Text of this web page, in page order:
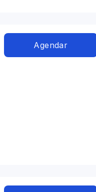
Agendar